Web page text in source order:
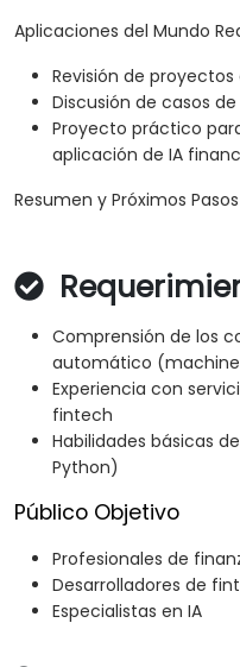
Aplicaciones del Mundo
Revisión de
Discusión de casos
Proyecto práctico
aplicación de IA
Resumen y Próximos Pasos
Comprensión de los
automático
Experiencia con
fintech
Habilidades básicas
Python)
Público Objetivo
Profesionales de
Desarrolladores de
Especialistas en IA